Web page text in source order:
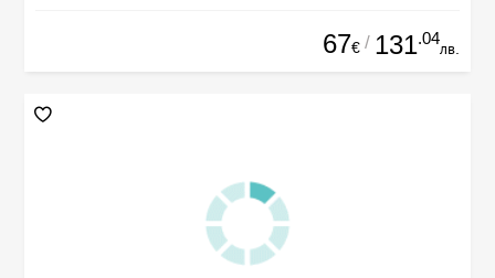
67€ / 131.04
лв.